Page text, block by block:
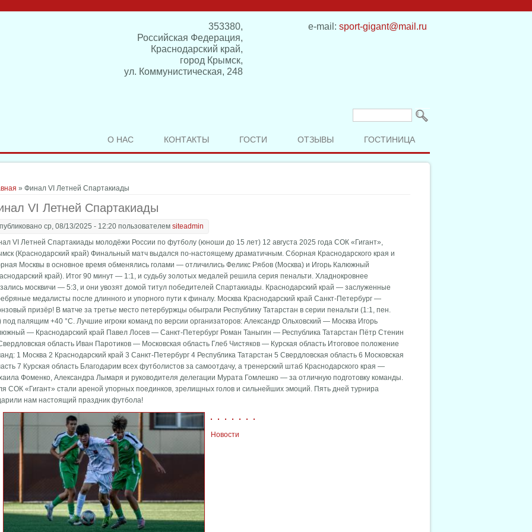
353380,
Российская Федерация,
Краснодарский край,
город Крымск,
ул. Коммунистическая, 248
e-mail: sport-gigant@mail.ru
Форма поиска
О НАС КОНТАКТЫ ГОСТИ ОТЗЫВЫ ГОСТИНИЦА
» Финал VI Летней Спартакиады
VI Летней Спартакиады
ср, 08/13/2025 - 12:20 пользователемsiteadmin
VI Летней Спартакиады молодёжи России по футболу (юноши до 15 лет) 12 августа 2025 года СОК «Гигант»,
(Краснодарский край) Финальный матч выдался по-настоящему драматичным. Сборная Краснодарского края и
Москвы в основное время обменялись голами — отличились Феликс Рябов (Москва) и Игорь Калюжный
край). Итог 90 минут — 1:1, и судьбу золотых медалей решила серия пенальти. Хладнокровнее
москвичи — 5:3, и они увозят домой титул победителей Спартакиады. Краснодарский край — заслуженные
медалисты после длинного и упорного пути к финалу. Москва Краснодарский край Санкт-Петербург —
призёр! В матче за третье место петербуржцы обыграли Республику Татарстан в серии пенальти (1:1, пен.
под палящим +40 °C. Лучшие игроки команд по версии организаторов: Александр Ольховский — Москва Игорь
— Краснодарский край Павел Лосев — Санкт-Петербург Роман Таныгин — Республика Татарстан Пётр Стенин
область Иван Паротиков — Московская область Глеб Чистяков — Курская область Итоговое положение
1 Москва 2 Краснодарский край 3 Санкт-Петербург 4 Республика Татарстан 5 Свердловская область 6 Московская
7 Курская область Благодарим всех футболистов за самоотдачу, а тренерский штаб Краснодарского края —
Фоменко, Александра Лымаря и руководителя делегации Мурата Гомлешко — за отличную подготовку команды.
СОК «Гигант» стали ареной упорных поединков, зрелищных голов и сильнейших эмоций. Пять дней турнира
нам настоящий праздник футбола!
Новости